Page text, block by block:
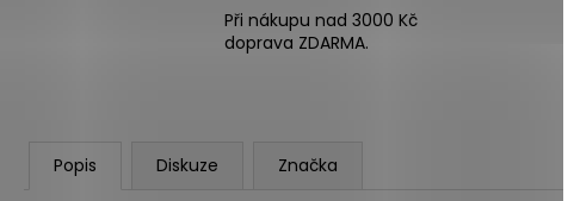
Při nákupu nad 3000 Kč
doprava ZDARMA.
Popis Diskuze Značka